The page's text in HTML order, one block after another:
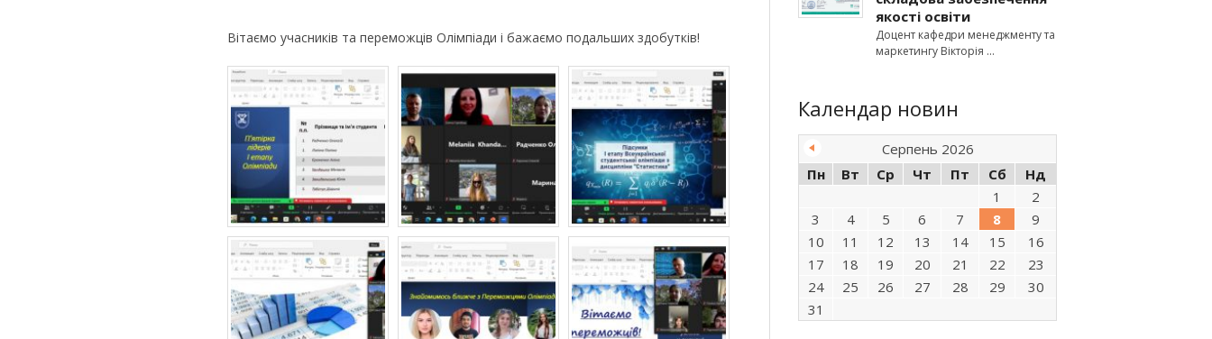
Вітаємо учасників та переможців Олімпіади і бажаємо подальших здобутків!
якості освіти
Доцент кафедри менеджменту та
маркетингу Вікторія
Календар новин
Серпень 2026
Пн
Вт Ср Чт Пт Сб
Нд
1
2
3
4 5 6 7 8
9
10
11 12 13 14 15
16
17
18 19 20 21 22
23
24
25 26 27 28 29
30
31